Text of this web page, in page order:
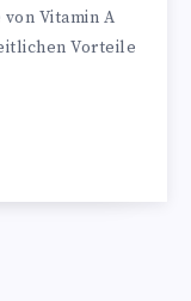
Vitamin A
Vorteile